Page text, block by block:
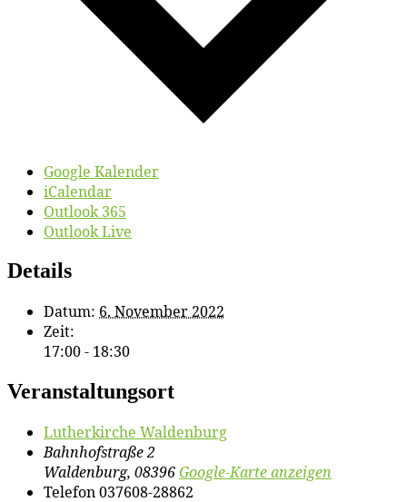
Google Kalender
iCalendar
Outlook 365
Outlook Live
Details
Datum: 6. November 2022
Zeit:
17:00 - 18:30
Veranstaltungsort
Lu­ther­kir­che Waldenburg
Bahnhofstraße 2
Waldenburg, 08396Google-Karte anzeigen
Telefon037608-28862